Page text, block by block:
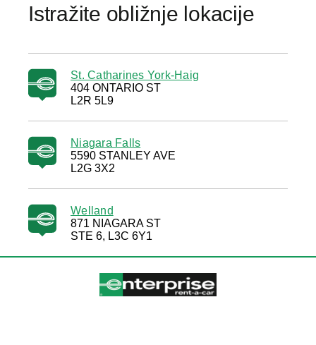
Istražite obližnje lokacije
St. Catharines York-Haig
404 ONTARIO ST
L2R 5L9
Niagara Falls
5590 STANLEY AVE
L2G 3X2
Welland
871 NIAGARA ST
STE 6, L3C 6Y1